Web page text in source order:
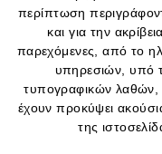
περίπτωση
και για την
παρεχόμενες, από το
υπηρεσιών, υπό
τυπογραφικών λαθών,
έχουν προκύψει
της